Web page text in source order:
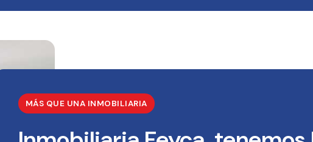
MÁS QUE UNA INMOBILIARIA